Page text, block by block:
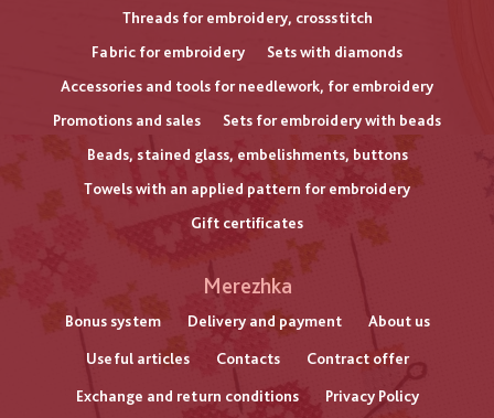
Threads for embroidery, crossstitch
Fabric for embroidery
Sets with diamonds
Accessories and tools for needlework, for embroidery
Promotions and sales
Sets for embroidery with beads
Beads, stained glass, embelishments, buttons
Towels with an applied pattern for embroidery
Gift certificates
нижнього
колонтитулу
Merezhka
Bonus system Delivery and payment About us
Useful articles Contacts Contract offer
Exchange and return conditions Privacy Policy